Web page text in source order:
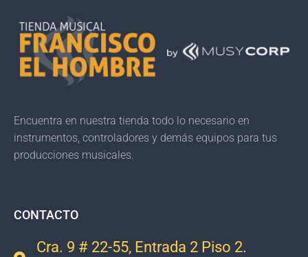
Encuentra en nuestra tienda todo lo necesario en
instrumentos, controladores y demás equipos para tus
producciones musicales.
CONTACTO
Cra. 9 # 22-55, Entrada 2 Piso 2.